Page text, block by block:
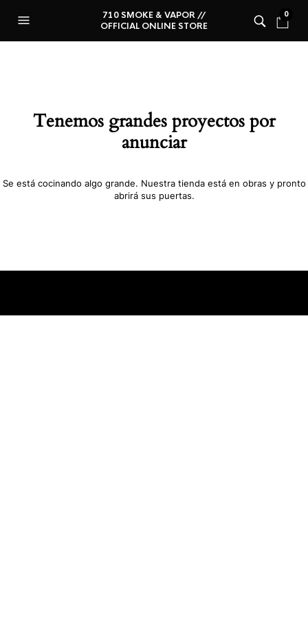
710 SMOKE & VAPOR //
OFFICIAL ONLINE STORE
0
Tenemos grandes proyectos por
anunciar
Se está cocinando algo grande. Nuestra tienda está en obras y pronto
abrirá sus puertas.